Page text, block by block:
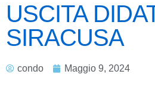
USCITA
SIRACUSA
condo Maggio 9, 2024